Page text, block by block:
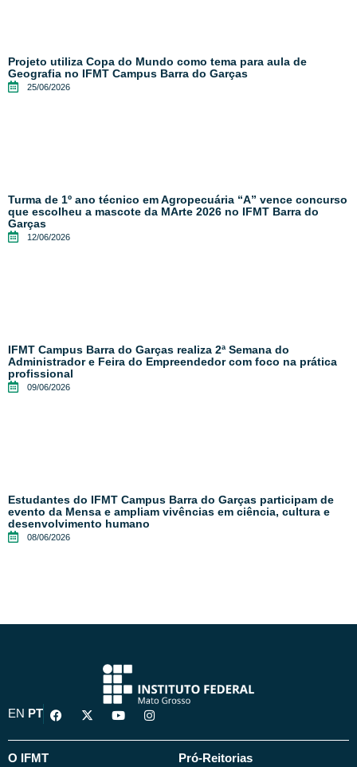
Projeto utiliza Copa do Mundo como tema para aula de
Geografia no IFMT Campus Barra do Garças
25/06/2026
Turma de 1º ano técnico em Agropecuária “A” vence concurso
que escolheu a mascote da MArte 2026 no IFMT Barra do
Garças
12/06/2026
IFMT Campus Barra do Garças realiza 2ª Semana do
Administrador e Feira do Empreendedor com foco na prática
profissional
09/06/2026
Estudantes do IFMT Campus Barra do Garças participam de
evento da Mensa e ampliam vivências em ciência, cultura e
desenvolvimento humano
08/06/2026
EN PT
F
a
e
X
-
w
Y
o
t
I
n
t
O IFMT Pró-Reitorias